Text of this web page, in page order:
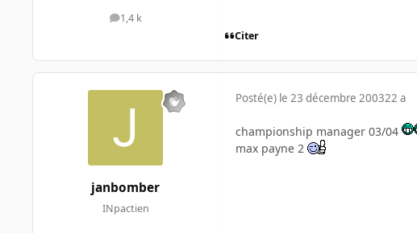
1,4 k
messages
Citer
janbomber
INpactien
Posté(e) le 23 décembre 200322 a
championship manager 03/04
max payne 2